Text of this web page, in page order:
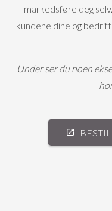
markedsføre deg
kundene dine og
Under ser du noen
open_in_new